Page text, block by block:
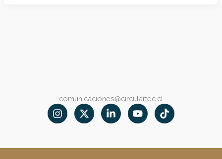
comunicaciones@circulartec.cl
I
n
a
X
-
i
L
i
e
Y
o
u
T
i
o